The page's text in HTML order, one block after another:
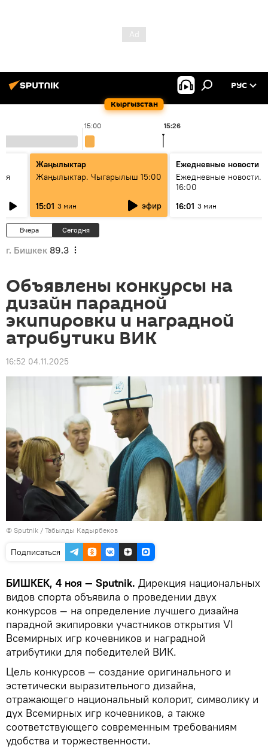
Кыргызстан
РУС
15:00 15:26
Жаңылыктар
Жаңылыктар. Чыгарылыш 15:00
15:01 3 мин эфир
Ежедневные новости
Ежедневные новости.
16:00
16:01 3 мин
Вчера Сегодня
г. Бишкек 89.3
Объявлены конкурсы на
дизайн парадной
экипировки и наградной
атрибутики ВИК
16:52 04.11.2025
© Sputnik / Табылды Кадырбеков
Подписаться
БИШКЕК, 4 ноя — Sputnik. Дирекция национальных
видов спорта объявила о проведении двух
конкурсов — на определение лучшего дизайна
парадной экипировки участников открытия VI
Всемирных игр кочевников и наградной
атрибутики для победителей ВИК.
Цель конкурсов — создание оригинального и
эстетически выразительного дизайна,
отражающего национальный колорит, символику и
дух Всемирных игр кочевников, а также
соответствующего современным требованиям
удобства и торжественности.